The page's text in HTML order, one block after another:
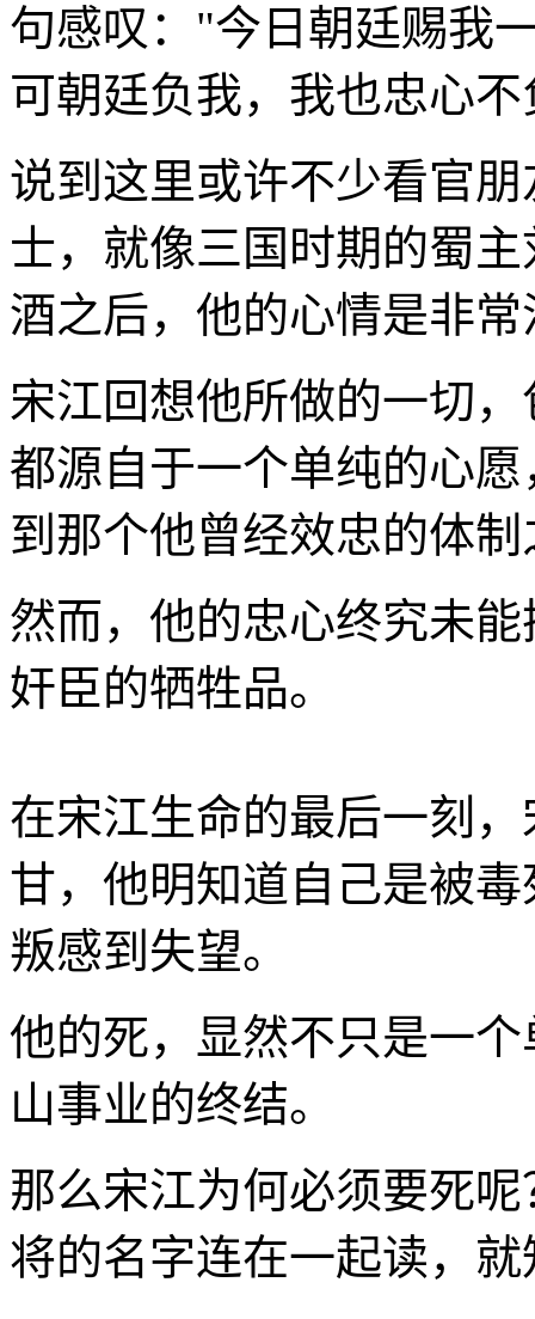
句感叹："今日朝廷赐我
可朝廷负我，我也忠心
说到这里或许不少看官
士，就像三国时期的蜀
酒之后，他的心情是非
宋江回想他所做的一切
都源自于一个单纯的心
到那个他曾经效忠的体制
然而，他的忠心终究未
奸臣的牺牲品。
在宋江生命的最后一刻
甘，他明知道自己是被
叛感到失望。
他的死，显然不只是一
山事业的终结。
那么宋江为何必须要死
将的名字连在一起读，